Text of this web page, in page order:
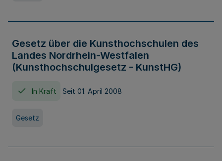
Gesetz über die Kunsthochschulen des
Landes Nordrhein-Westfalen
(Kunsthochschulgesetz - KunstHG)
In Kraft Seit 01. April 2008
Gesetz